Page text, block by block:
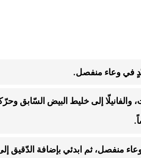
في وعاء منفصل.
إلى خليط البيض السّابق
منفصل، ثم ابدئي بإضافة الدّقيق